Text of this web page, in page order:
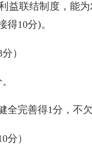
益联结制度，能
得10分)。
分）
全完善得1分，不
分）